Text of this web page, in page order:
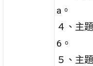
a。
４、主
6。
５、主